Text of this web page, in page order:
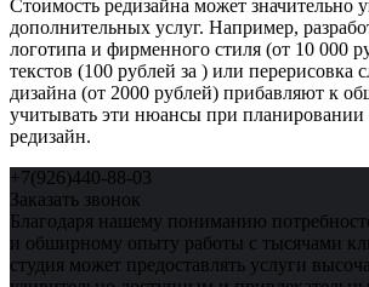
Стоимость редизайна может значительно
дополнительных услуг. Например,
логотипа и фирменного стиля (от 10 000
текстов (100 рублей за ) или перерисовка
дизайна (от 2000 рублей) прибавляют к
учитывать эти нюансы при планировании
редизайн.
+7(926)440-88-03
Заказать звонок
Благодаря нашему пониманию
и обширному опыту работы с тысячами
студия может предоставлять услуги